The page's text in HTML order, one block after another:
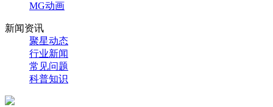
MG动画
新闻资讯
聚星动态
行业新闻
常见问题
科普知识